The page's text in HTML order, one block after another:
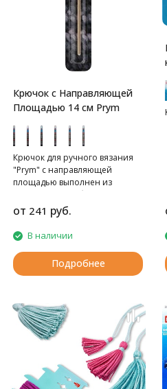
Крючок с Направляющей
Площадью 14 см Prym
Крючок для ручного вязания
"Prym" с направляющей
площадью выполнен из
алюминия серебристого цвета.
Крючок предназначен для
ручного вязания тонкой
пряжей.
от 241 руб.
В наличии
Подробнее